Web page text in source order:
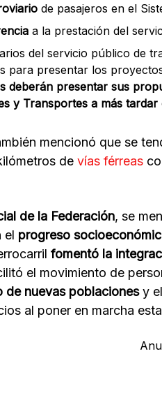
de pasajeros en el
a la prestación del
del servicio público de
para presentar los
deberán presentar sus
y Transportes a más tardar
mencionó que se
de vías férreas
de la Federación, se
el progreso
fomentó la
el movimiento de
de nuevas poblacionesy
al poner en marcha